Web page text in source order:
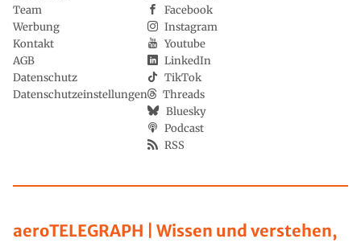
aeroTELEGRAPH | Wissen und verstehen,
Team
Werbung
Kontakt
AGB
Datenschutz
Datenschutzeinstellungen
Facebook
Instagram
Youtube
LinkedIn
TikTok
Threads
Bluesky
Podcast
RSS